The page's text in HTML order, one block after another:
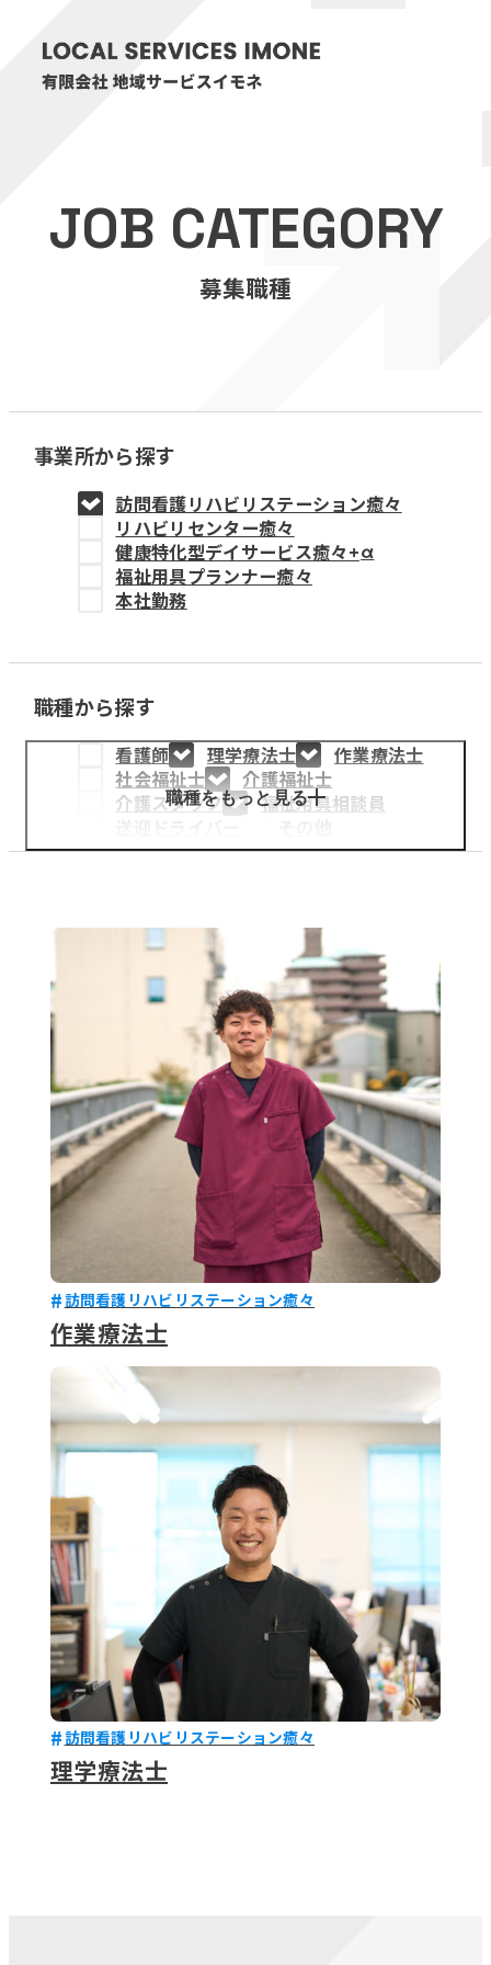
医療・介護事業
訪問看護リハビリステーション癒々
福祉用具プランナー癒々
教育事業
姫路中央こども園
姫路中央保育園
採用情報
医療・介護事業
募集職種
お知らせ
ENTRY 079-
(
JOB CATEGORY
募集職種
事業所から探す
訪問看護リハビリステーション癒々
リハビリセンター癒々
健康特化型デイサービス癒々+α
福祉用具プランナー癒々
本社勤務
職種から探す
看護師 理学療法士
作業療法士
社会福祉士
介護福祉士
介護スタッフ
福祉用具相談員
職種をもっと見る
訪問看護リハビリステーション癒々
作業療法士
訪問看護リハビリステーション癒々
理学療法士